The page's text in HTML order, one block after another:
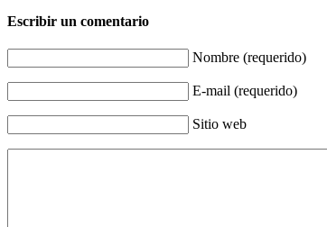
Escribir un comentario
Nombre (requerido)
E-mail (requerido)
Sitio web